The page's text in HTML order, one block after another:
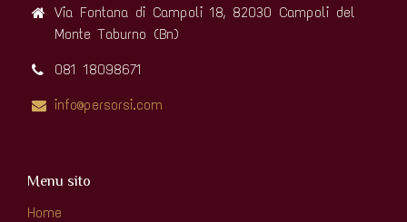
Via Fontana di Campoli 18, 82030 Campoli del
Monte Taburno (Bn)
081 18098671
info@persorsi.com
Menu sito
Home